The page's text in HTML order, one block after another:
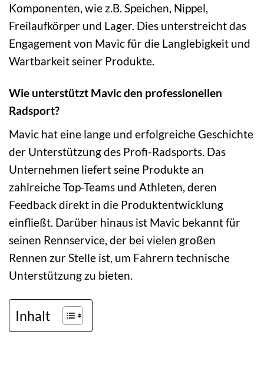
Komponenten, wie z.B. Speichen, Nippel,
Freilaufkörper und Lager. Dies unterstreicht das
Engagement von Mavic für die Langlebigkeit und
Wartbarkeit seiner Produkte.
Wie unterstützt Mavic den professionellen
Radsport?
Mavic hat eine lange und erfolgreiche Geschichte
der Unterstützung des Profi-Radsports. Das
Unternehmen liefert seine Produkte an
zahlreiche Top-Teams und Athleten, deren
Feedback direkt in die Produktentwicklung
einfließt. Darüber hinaus ist Mavic bekannt für
seinen Rennservice, der bei vielen großen
Rennen zur Stelle ist, um Fahrern technische
Unterstützung zu bieten.
Inhalt